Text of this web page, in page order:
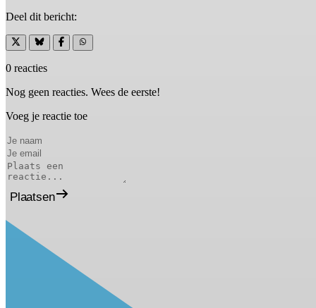
Deel dit bericht:
0 reacties
Nog geen reacties. Wees de eerste!
Voeg je reactie toe
Plaatsen